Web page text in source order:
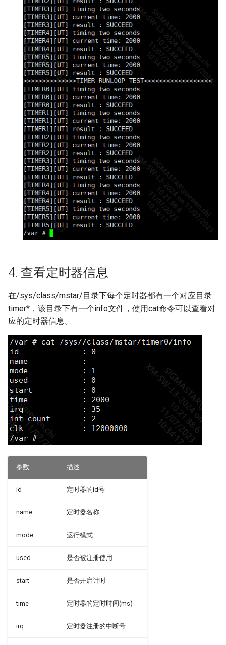
4. 查看定时器信息
在/sys/class/mstar/目录下每个定时器都有一个对应目录
timer*，该目录下有一个info文件，使用cat命令可以查看对
应的定时器信息。
参数 描述
id 定时器的id号
name 定时器名称
mode 运行模式
used 是否被注册使用
start 是否开启计时
time 定时器的定时时间(ms)
irq 定时器注册的中断号